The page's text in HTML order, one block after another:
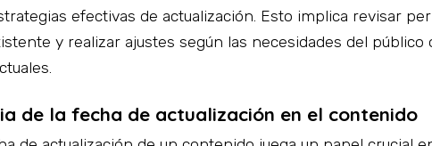
efectivas de actualización. Esto implica revisar
y realizar ajustes según las necesidades del público
de la fecha de actualización en el contenido
¿qué necesita tu proyecto?*
desarrollo web soluciones turísticas
marketing digital diseño gráfico y